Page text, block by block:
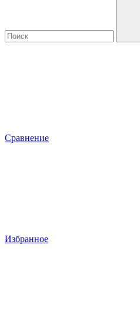
Сравнение
Избранное